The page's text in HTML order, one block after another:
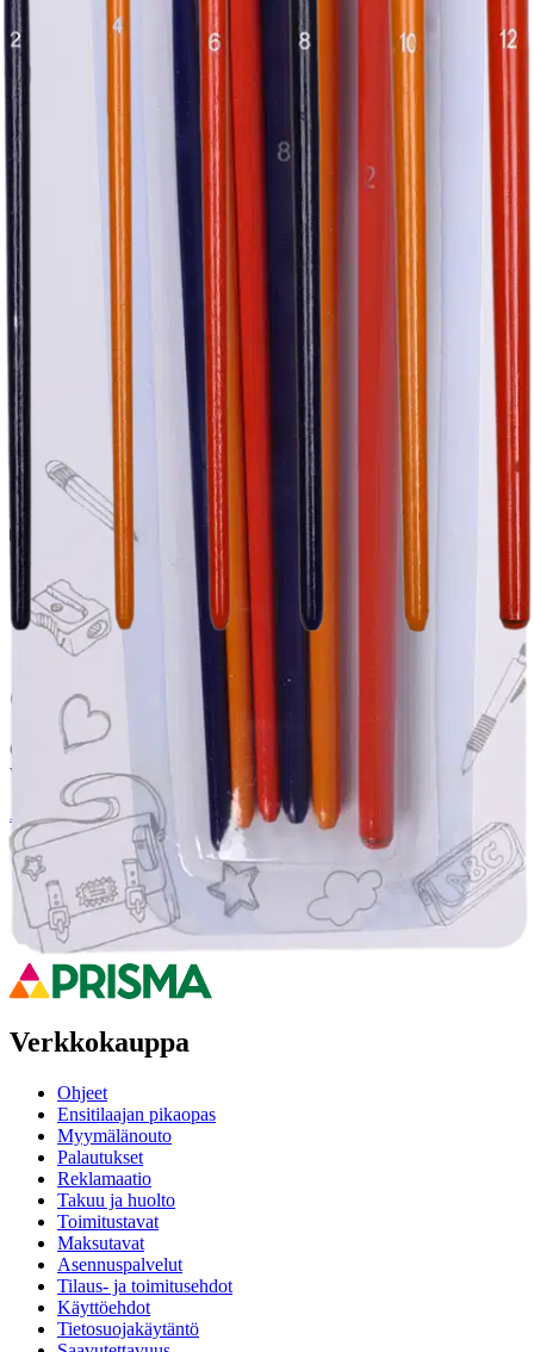
Etu ei koske Suuri‑lisäpalvelulla toimitettavia tuotteita.
Tarkista myymäläsaatavuus
Tuotekuvaus
Täydellinen sivellinpaketti kaikille taiteilijoille! Kuuden kappaleen
pakkauksessa on laaja valikoima eri paksuisia siveltimiä, jotka on
valmistettu luonnonharjaksesta. Siveltimien paksuudet vaihtelevat 2-
12 välillä, joten voit valita juuri sopivan siveltimen jokaiseen
projektiin.
Ominaisuudet
Oletko tyytyväinen tuotetietoihin?
Ovatko tuotetiedot riittävät? Jos tuotetiedoissa on puutteita tai niitä
voisi muuten parantaa, anna palautetta.
Anna palautetta,Avautuu uuteen välilehteen
Ilmainen palautus 30 päivää.*
Nouto myymälästä ilman toimituskuluja.
Asiakasomistajalle Bonusta jopa 5 %.*
Verkkokauppa
Ohjeet
Ensitilaajan pikaopas
Myymälänouto
Palautukset
Reklamaatio
Takuu ja huolto
Toimitustavat
Maksutavat
Asennuspalvelut
Tilaus- ja toimitusehdot
Käyttöehdot
Tietosuojakäytäntö